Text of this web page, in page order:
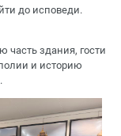
до исповеди.
часть здания, гости
и историю